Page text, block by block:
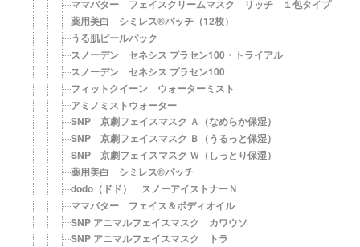
ママバター フェイスクリームマスク リッチ １包タイプ
薬用美白 シミレス®パッチ（12枚）
うる肌ピールパック
スノーデン セネシス プラセン100・トライアル
スノーデン セネシス プラセン100
フィットクイーン ウォーターミスト
アミノミストウォーター
SNP 京劇フェイスマスク Ａ（なめらか保湿）
SNP 京劇フェイスマスク Ｂ（うるっと保湿）
SNP 京劇フェイスマスク Ｗ（しっとり保湿）
薬用美白 シミレス®パッチ
dodo（ドド） スノーアイストナーＮ
ママバター フェイス＆ボディオイル
SNP アニマルフェイスマスク カワウソ
SNP アニマルフェイスマスク トラ